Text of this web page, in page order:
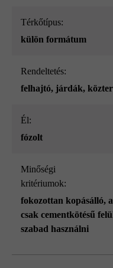
Térkőtípus:
külön formátum
Rendeltetés:
felhajtó, járdák,
él:
fózolt
Minőségi
kritériumok:
fokozottan kopásálló,
csak cementkötésű
szabad használni